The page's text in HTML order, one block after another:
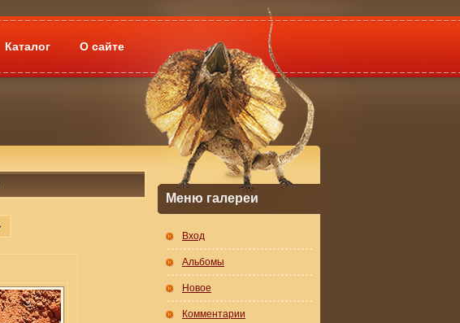
Каталог О сайте
Меню галереи
Вход
Альбомы
Новое
Комментарии